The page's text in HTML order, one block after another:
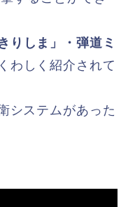
りしま」・弾道ミ
わしく紹介されて
システムがあった